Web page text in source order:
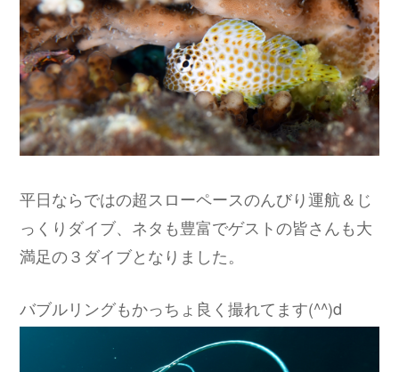
平日ならではの超スローペースのんびり運航＆じ
っくりダイブ、ネタも豊富でゲストの皆さんも大
満足の３ダイブとなりました。
バブルリングもかっちょ良く撮れてます(^^)d